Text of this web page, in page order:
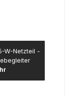
W-Netzteil -